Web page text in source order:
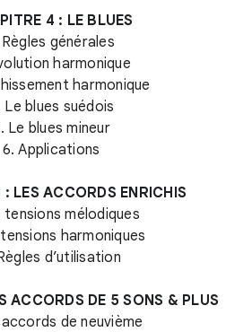
4 : LE BLUES
Règles générales
harmonique
harmonique
Le blues suédois
Le blues mineur
6. Applications
LES ACCORDS ENRICHIS
tensions mélodiques
harmoniques
d’utilisation
ACCORDS DE 5 SONS & PLUS
accords de neuvième